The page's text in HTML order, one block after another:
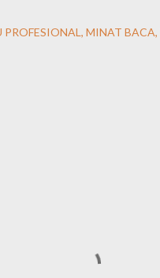
MINAT BACA